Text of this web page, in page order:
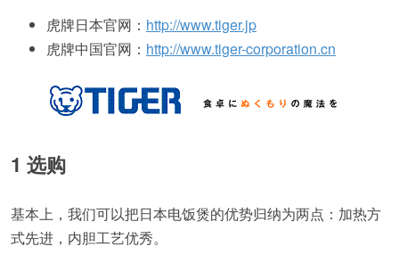
虎牌日本官网： http://www.tiger.jp
虎牌中国官网： http://www.tiger-corporation.cn
1 选购
基本上，我们可以把日本电饭煲的优势归纳为两点：加热方
式先进，内胆工艺优秀。